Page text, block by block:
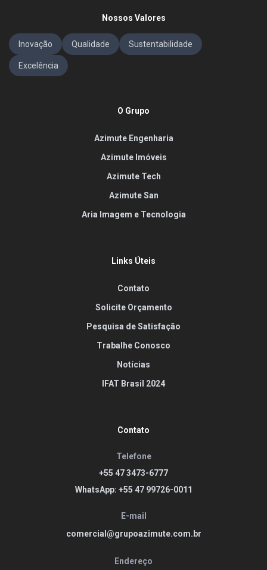
Nossos Valores
Inovação Qualidade Sustentabilidade
Excelência
O Grupo
Azimute Engenharia
Azimute Imóveis
Azimute Tech
Azimute San
Aria Imagem e Tecnologia
Links Úteis
Contato
Solicite Orçamento
Pesquisa de Satisfação
Trabalhe Conosco
Notícias
IFAT Brasil 2024
Contato
Telefone
+55 47 3473-6777
WhatsApp: +55 47 99726-0011
E-mail
comercial@grupoazimute.com.br
Endereço